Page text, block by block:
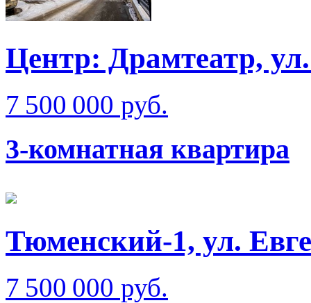
Центр: Драмтеатр,
7 500 000 руб.
3-комнатная квартира
Тюменский-1, ул.
7 500 000 руб.